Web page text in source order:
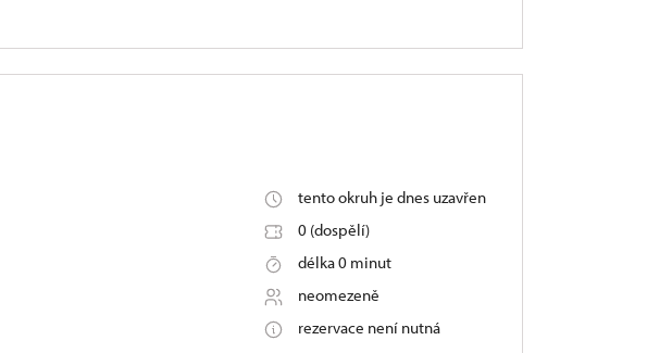
tento okruh je dnes uzavřen
0 (dospělí)
délka 0 minut
neomezeně
rezervace není nutná